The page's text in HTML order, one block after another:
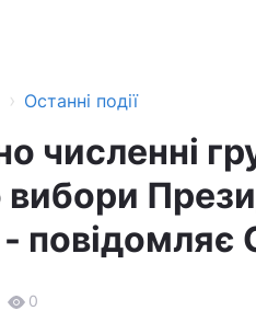
› Останні події
численні
вибори
повідомляє
0